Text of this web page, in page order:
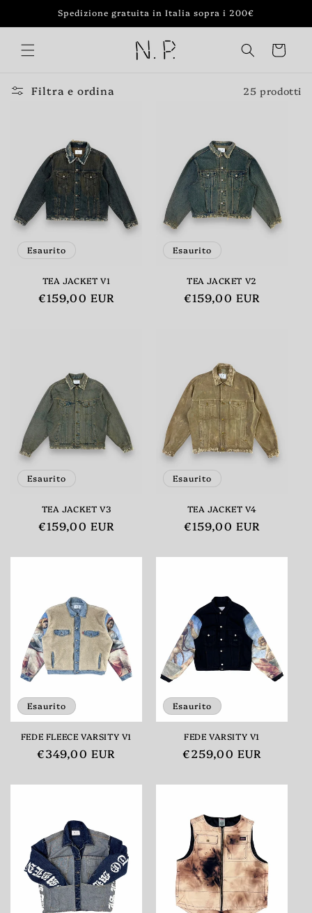
direttamente
ai contenuti
Spedizione gratuita in Italia sopra i 200€
Carrello
Filtra e ordina 25 prodotti
Esaurito
TEA JACKET V1
Prezzo
€159,00 EUR
Esaurito
TEA JACKET V2
Prezzo
€159,00 EUR
Esaurito
TEA JACKET V3
Prezzo
listino
€159,00 EUR
Esaurito
TEA JACKET V4
Prezzo
listino
€159,00 EUR
Esaurito
FEDE FLEECE VARSITY V1
Prezzo
listino
€349,00 EUR
Esaurito
FEDE VARSITY V1
Prezzo
listino
€259,00 EUR